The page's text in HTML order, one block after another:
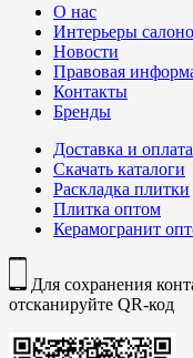
О нас
Интерьеры
Новости
Правовая
Контакты
Бренды
Доставка и оплата
Скачать каталоги
Раскладка плитки
Плитка оптом
Керамогранит
Для сохранения
отсканируйте QR-код